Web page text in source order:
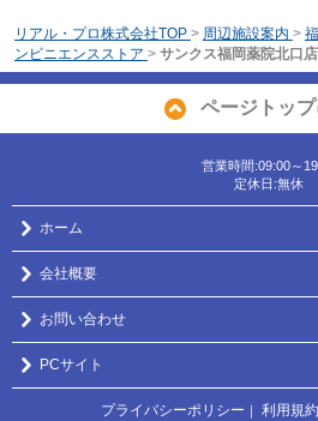
リアル・プロ株式会社TOP > 周辺施設案内 >
ンビニエンスストア > サンクス福岡薬院北口店
ページトッ
営業時間:09:00～
定休日:無休
ホーム
会社概要
お問い合わせ
PCサイト
プライバシーポリシー ｜ 利用規約